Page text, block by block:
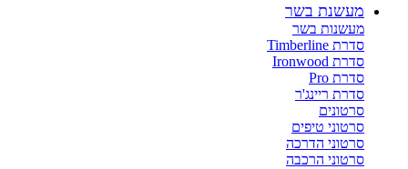
מעשנת בשר
מעשנות בשר
סדרת Timberline
סדרת Ironwood
סדרת Pro
סדרת ריינג'ר
סרטונים
סרטוני טיפים
סרטוני הדרכה
סרטוני הרכבה